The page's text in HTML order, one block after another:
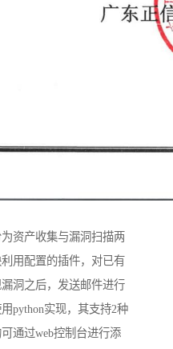
资产收集与漏洞扫描两
用配置的插件，对已有
洞之后，发送邮件进行
python实现，其支持2种
通过web控制台进行添